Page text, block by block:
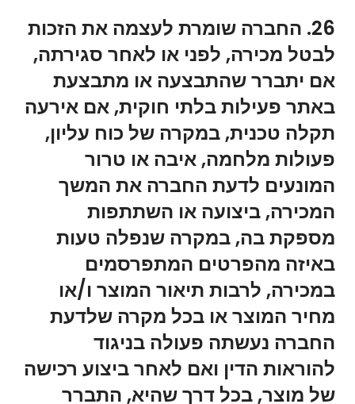
26. החברה שומרת לעצמה את הזכות
לבטל מכירה, לפני או לאחר סגירתה,
אם יתברר שהתבצעה או מתבצעת
באתר פעילות בלתי חוקית, אם אירעה
תקלה טכנית, במקרה של כוח עליון,
פעולות מלחמה, איבה או טרור
המונעים לדעת החברה את המשך
המכירה, ביצועה או השתתפות
מספקת בה, במקרה שנפלה טעות
באיזה מהפרטים המתפרסמים
במכירה, לרבות תיאור המוצר ו/או
מחיר המוצר או בכל מקרה שלדעת
החברה נעשתה פעולה בניגוד
להוראות הדין ואם לאחר ביצוע רכישה
של מוצר, בכל דרך שהיא, התברר